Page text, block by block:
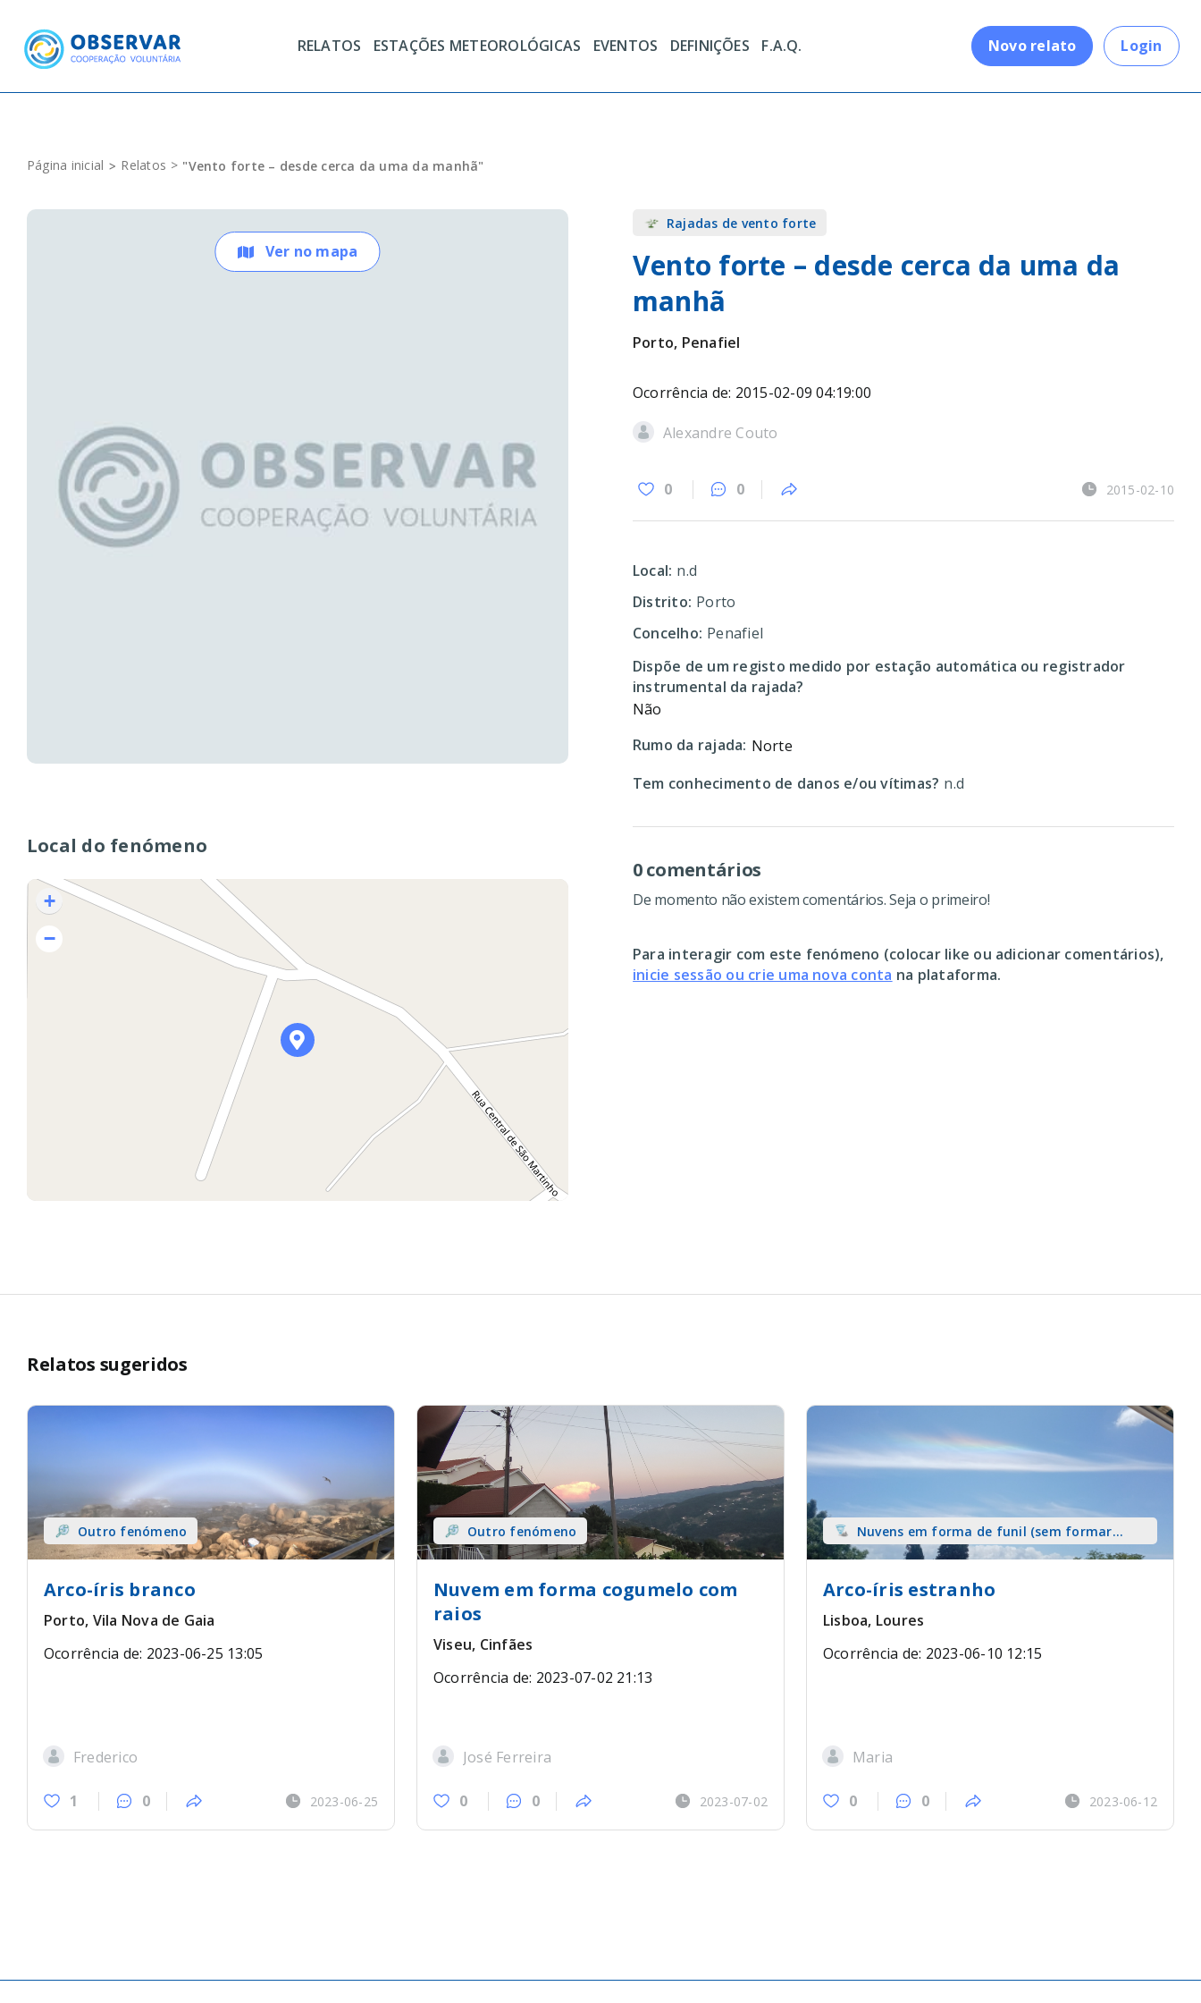
content
RELATOS ESTAÇÕES METEOROLÓGICAS EVENTOS DEFINIÇÕES F.A.Q. Novo relato Login
Página inicial Relatos "Vento forte – desde cerca da uma da manhã"
Ver no mapa
Local do fenómeno
+
−
Rajadas de vento forte
Vento forte – desde cerca da uma da
manhã
Porto, Penafiel
Ocorrência de: 2015-02-09 04:19:00
Alexandre Couto
0 0 2015-02-10
Local: n.d
Distrito: Porto
Concelho: Penafiel
Dispõe de um registo medido por estação automática ou registrador
instrumental da rajada?
Não
Rumo da rajada: Norte
Tem conhecimento de danos e/ou vítimas? n.d
0 comentários
De momento não existem comentários. Seja o primeiro!
Para interagir com este fenómeno (colocar like ou adicionar comentários),
inicie sessão ou crie uma nova conta na plataforma.
Relatos sugeridos
Outro fenómeno
Arco-íris branco
Porto, Vila Nova de Gaia
Ocorrência de: 2023-06-25 13:05
Frederico
1 0 2023-06-25
Outro fenómeno
Nuvem em forma cogumelo com
raios
Viseu, Cinfães
Ocorrência de: 2023-07-02 21:13
José Ferreira
0 0 2023-07-02
Nuvens em forma de funil (sem formar
tromba) sobre terra
Arco-íris estranho
Lisboa, Loures
Ocorrência de: 2023-06-10 12:15
Maria
0 0 2023-06-12